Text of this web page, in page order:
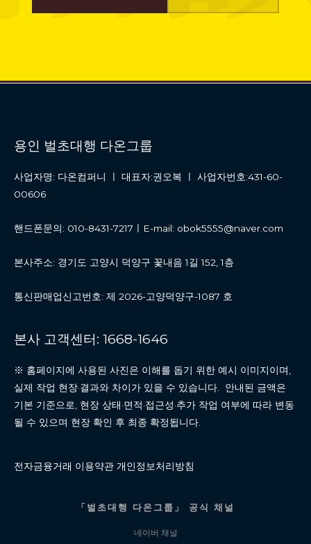
용인 벌초대행 다온그룹
사업자명: 다온컴퍼니 ㅣ 대표자:권오복 ㅣ 사업자번호:431-60-
00606
핸드폰문의: 010-8431-7217ㅣE-mail: obok5555@naver.com
본사주소: 경기도 고양시 덕양구 꽃내음 1길 152, 1층
통신판매업신고번호: 제 2026-고양덕양구-1087 호
본사 고객센터: 1668-1646
※ 홈페이지에 사용된 사진은 이해를 돕기 위한 예시 이미지이며,
실제 작업 현장·결과와 차이가 있을 수 있습니다. 안내된 금액은
기본 기준으로, 현장 상태·면적·접근성·추가 작업 여부에 따라 변동
될 수 있으며 현장 확인 후 최종 확정됩니다.
전자금융거래 이용약관 개인정보처리방침
「벌초대행 다온그룹」 공식 채널
네이버 채널